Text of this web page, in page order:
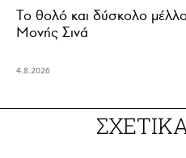
Το θολό και δύσκολο
Μονής Σινά
4.8.2026